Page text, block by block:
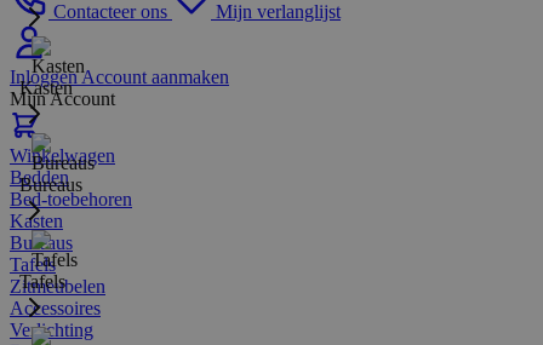
Contacteer ons Mijn verlanglijst
InloggenAccount aanmaken
Mijn Account
Winkelwagen
Kasten
Bureaus
Tafels
Bedden
Bed-toebehoren
Kasten
Bureaus
Tafels
Zitmeubelen
Accessoires
Verlichting